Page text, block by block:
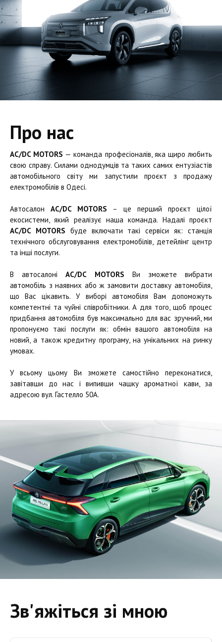
Про нас
AC/DC MOTORS — команда професіоналів, яка щиро любить
свою справу. Силами однодумців та таких самих ентузіастів
автомобільного світу ми запустили проєкт з продажу
електромобілів в Одесі.
АвтосалонAC/DC MOTORS – це перший проєкт цілої
екосистеми, який реалізує наша команда. Надалі проєкт
AC/DC MOTORS буде включати такі сервіси як: станція
технічного обслуговування електромобілів, детейлінг центр
та інші послуги.
В автосалоніAC/DC MOTORS Ви зможете вибрати
автомобіль з наявних або ж замовити доставку автомобіля,
що Вас цікавить. У виборі автомобіля Вам допоможуть
компетентні та чуйні співробітники. А для того, щоб процес
придбання автомобіля був максимально для вас зручний, ми
пропонуємо такі послуги як: обмін вашого автомобіля на
новий, а також кредитну програму, на унікальних на ринку
умовах.
У всьому цьому Ви зможете самостійно переконатися,
завітавши до нас і випивши чашку ароматної кави, за
адресою вул. Гастелло 50А.
Зв'яжіться зі мною